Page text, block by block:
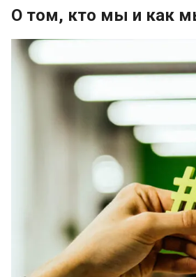
О том, кто мы и как